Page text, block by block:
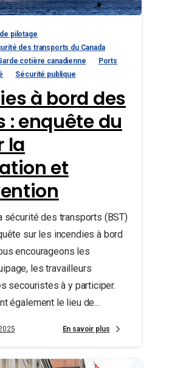
pilotage
des transports du Canada
cotière canadienne
Ports
Sécurité publique
à bord des
: enquête du
la
et
sécurité des transports (BST)
sur les incendies à bord
encourageons les
les travailleurs
secouristes à y participer.
également le lieu de...
En savoir plus